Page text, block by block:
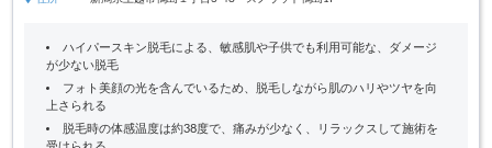
ハイパースキン脱毛による、敏感肌や子供でも利用可能な、ダメージ
が少ない脱毛
フォト美顔の光を含んでいるため、脱毛しながら肌のハリやツヤを向
上さられる
脱毛時の体感温度は約38度で、痛みが少なく、リラックスして施術を